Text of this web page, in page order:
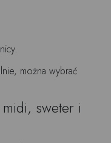
można wybrać
sweter i